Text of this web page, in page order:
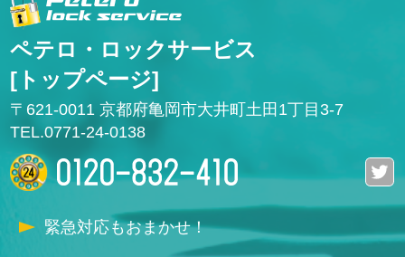
ペテロ・ロックサービス
[トップページ]
〒621-0011 京都府亀岡市大井町土田1丁目3-7
TEL.0771-24-0138
緊急対応もおまかせ！